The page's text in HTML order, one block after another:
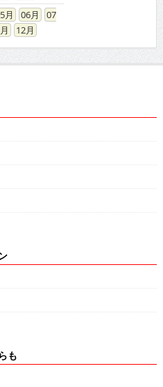
06
07
12
も